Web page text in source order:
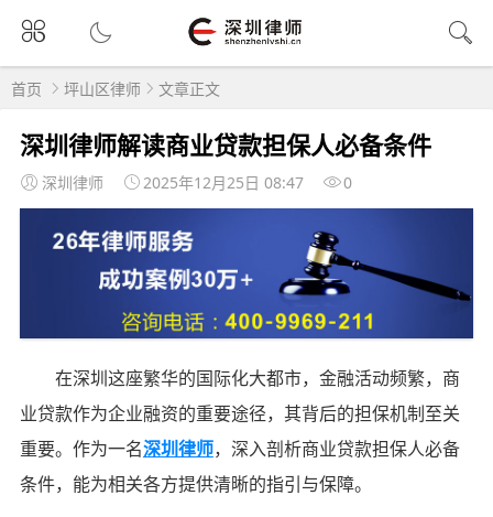
首页 坪山区律师 文章正文
深圳律师解读商业贷款担保人必备条件
深圳律师 2025年12月25日 08:47 0
在深圳这座繁华的国际化大都市，金融活动频繁，商
业贷款作为企业融资的重要途径，其背后的担保机制至关
重要。作为一名深圳律师，深入剖析商业贷款担保人必备
条件，能为相关各方提供清晰的指引与保障。